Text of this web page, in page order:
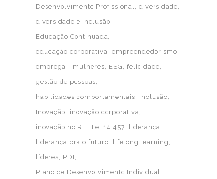
Desenvolvimento Profissional diversidade
diversidade e inclusão
Educação Continuada
educação corporativa empreendedorismo
emprega + mulheres ESG felicidade
gestão de pessoas
habilidades comportamentais inclusão
Inovação inovação corporativa
inovação no RH Lei 14.457 liderança
liderança pra o futuro lifelong learning
líderes PDI
Plano de Desenvolvimento Individual